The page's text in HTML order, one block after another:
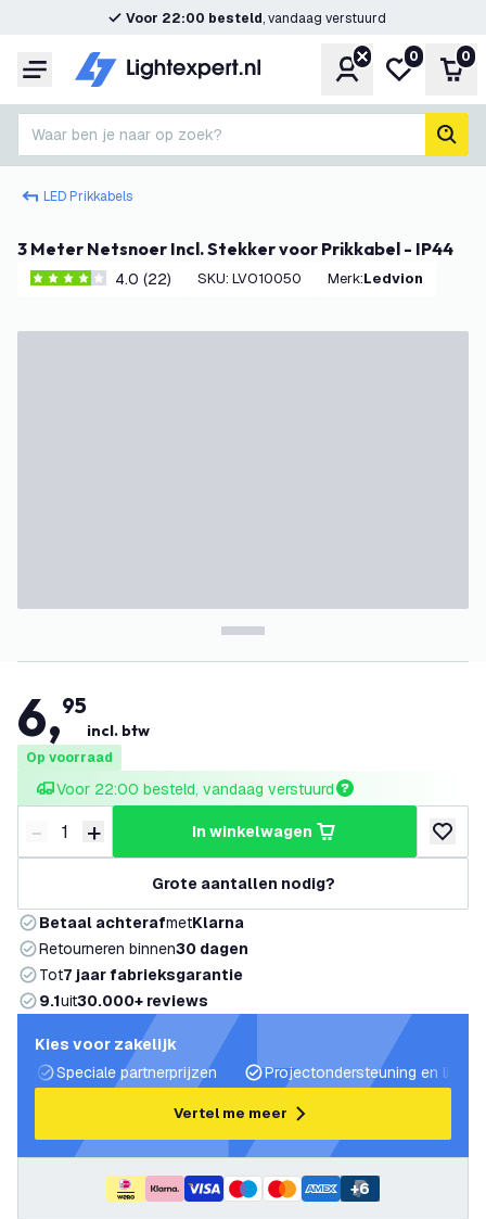
Voor 22:00 besteld, vandaag verstuurd
Menu Account
Mijn
0 0
Waar ben je naar op zoek?
LED Prikkabels
3 Meter Netsnoer Incl. Stekker voor Prikkabel - IP44
4 score sterren4.0 (22) SKU: LVO10050 Merk: Ledvion
6,95
incl. btw
Op voorraad
Voor 22:00 besteld, vandaag verstuurd
Verminder hoeveelheid
- Verhoog hoeveelheid
+ in winkelwagen
Grote aantallen nodig?
Betaal achterafmetKlarna
Retourneren binnen30 dagen
Tot7 jaar fabrieksgarantie
9.1uit30.000+ reviews
Kies voor zakelijk
Speciale partnerprijzen
Projectondersteuning en
Vertel me meer
+6